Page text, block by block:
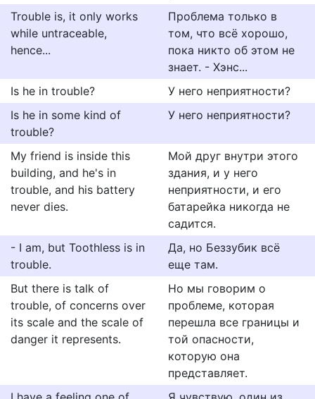
Trouble is, it only works
while untraceable,
hence...
Проблема только в
том, что всё хорошо,
пока никто об этом не
знает. - Хэнс...
Is he in trouble?
У него неприятности?
Is he in some kind of
trouble?
У него неприятности?
My friend is inside this
building, and he's in
trouble, and his battery
never dies.
Мой друг внутри этого
здания, и у него
неприятности, и его
батарейка никогда не
садится.
- I am, but Toothless is in
trouble.
Да, но Беззубик всё
еще там.
But there is talk of
trouble, of concerns over
its scale and the scale of
danger it represents.
Но мы говорим о
проблеме, которая
перешла все границы и
той опасности,
которую она
представляет.